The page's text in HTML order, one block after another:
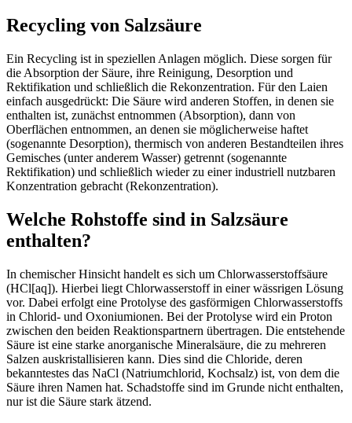
Recycling von Salzsäure
Ein Recycling ist in speziellen Anlagen möglich. Diese sorgen für
die Absorption der Säure, ihre Reinigung, Desorption und
Rektifikation und schließlich die Rekonzentration. Für den Laien
einfach ausgedrückt: Die Säure wird anderen Stoffen, in denen sie
enthalten ist, zunächst entnommen (Absorption), dann von
Oberflächen entnommen, an denen sie möglicherweise haftet
(sogenannte Desorption), thermisch von anderen Bestandteilen ihres
Gemisches (unter anderem Wasser) getrennt (sogenannte
Rektifikation) und schließlich wieder zu einer industriell nutzbaren
Konzentration gebracht (Rekonzentration).
Welche Rohstoffe sind in Salzsäure
enthalten?
In chemischer Hinsicht handelt es sich um Chlorwasserstoffsäure
(HCl[aq]). Hierbei liegt Chlorwasserstoff in einer wässrigen Lösung
vor. Dabei erfolgt eine Protolyse des gasförmigen Chlorwasserstoffs
in Chlorid- und Oxoniumionen. Bei der Protolyse wird ein Proton
zwischen den beiden Reaktionspartnern übertragen. Die entstehende
Säure ist eine starke anorganische Mineralsäure, die zu mehreren
Salzen auskristallisieren kann. Dies sind die Chloride, deren
bekanntestes das NaCl (Natriumchlorid, Kochsalz) ist, von dem die
Säure ihren Namen hat. Schadstoffe sind im Grunde nicht enthalten,
nur ist die Säure stark ätzend.